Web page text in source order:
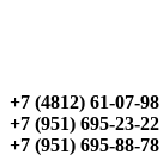
+7 (4812) 61-07-98
+7 (951) 695-23-22
+7 (951) 695-88-78